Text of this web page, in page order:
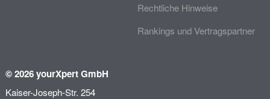
Rechtliche Hinweise
Rankings und Vertragspartner
© 2026 yourXpert GmbH
Kaiser-Joseph-Str. 254